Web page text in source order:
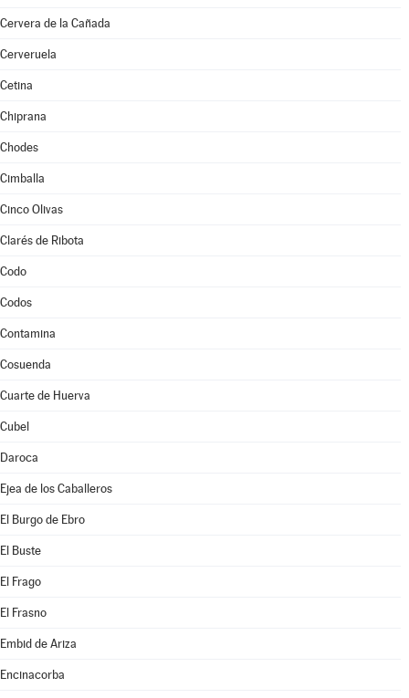
Cervera de la Cañada
Cerveruela
Cetina
Chiprana
Chodes
Cimballa
Cinco Olivas
Clarés de Ribota
Codo
Codos
Contamina
Cosuenda
Cuarte de Huerva
Cubel
Daroca
Ejea de los Caballeros
El Burgo de Ebro
El Buste
El Frago
El Frasno
Embid de Ariza
Encinacorba